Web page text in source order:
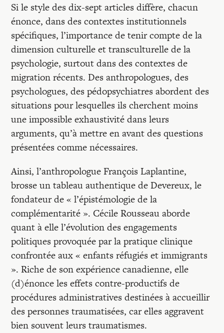
Si le style des dix-sept articles diffère, chacun
énonce, dans des contextes institutionnels
spécifiques, l’importance de tenir compte de la
dimension culturelle et transculturelle de la
psychologie, surtout dans des contextes de
migration récents. Des anthropologues, des
psychologues, des pédopsychiatres abordent des
situations pour lesquelles ils cherchent moins
une impossible exhaustivité dans leurs
arguments, qu’à mettre en avant des questions
présentées comme nécessaires.
Ainsi, l’anthropologue François Laplantine,
brosse un tableau authentique de Devereux, le
fondateur de « l’épistémologie de la
complémentarité ». Cécile Rousseau aborde
quant à elle l’évolution des engagements
politiques provoquée par la pratique clinique
confrontée aux « enfants réfugiés et immigrants
». Riche de son expérience canadienne, elle
(d)énonce les effets contre-productifs de
procédures administratives destinées à accueillir
des personnes traumatisées, car elles aggravent
bien souvent leurs traumatismes.